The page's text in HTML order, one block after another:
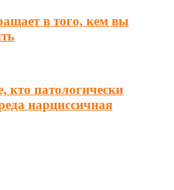
в того, кем вы
кто патологически
нарциссичная